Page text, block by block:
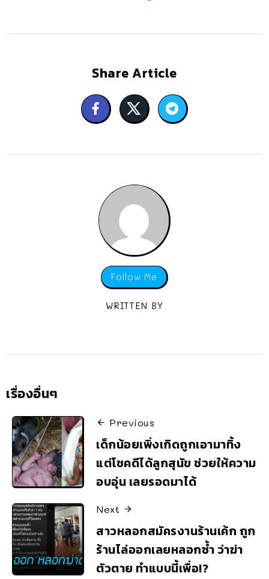
Share Article
Follow Me
WRITTEN BY
เรื่องอื่นๆ
Previous
เด็กน้อยเพิ่งเกิดถูกเอามาทิ้ง
แต่โชคดีได้ลูกสุนัข ช่วยให้ความ
อบอุ่น เลยรอดมาได้
Next
สาวหลอกสมัครงานร้านเค้ก ถูก
ร้านไล่ออกเลยหลอกซ้ำ ว่าฆ่า
ตัวตาย ทำแบบนี้เพื่อ!?